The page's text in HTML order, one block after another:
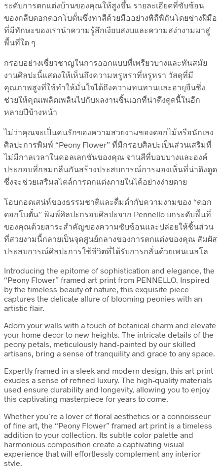
ระดับการตกแต่งบ้านของคุณให้สูงขึ้น รายละเอียดที่ซับซ้อน
ของกลีบดอกดอกโบตั๋นซึ่งทาสีด้วยมืออย่างพิถีพิถันโดยช่างฝีมือ
ที่มีทักษะของเรานำความรู้สึกเงียบสงบและความสง่างามมาสู่
พื้นที่ใด ๆ
กรอบอย่างเชี่ยวชาญในการออกแบบที่เพรียวบางและทันสมัย
งานศิลปะนี้แสดงให้เห็นถึงความหรูหราที่หรูหรา วัสดุที่มี
คุณภาพสูงที่ใช้ทำให้มั่นใจได้ถึงความทนทานและอายุยืนซึ่ง
ช่วยให้คุณเพลิดเพลินไปกับผลงานชิ้นเอกที่น่าดึงดูดนี้ในอีก
หลายปีข้างหน้า
ไม่ว่าคุณจะเป็นคนรักของความสวยงามของดอกไม้หรือนักเลง
ศิลปะการพิมพ์ “Peony Flower” ที่มีกรอบศิลปะเป็นส่วนเสริมที่
ไม่มีกาลเวลาในคอลเลกชันของคุณ จานสีที่บอบบางและองค์
ประกอบที่กลมกลืนกันสร้างประสบการณ์การมองเห็นที่น่าดึงดูด
ซึ่งจะช่วยเสริมสไตล์การตกแต่งภายในได้อย่างง่ายดาย
โอบกอดเสน่ห์ของธรรมชาติและดื่มด่ำกับความงามของ “ดอก
ดอกโบตั๋น” พิมพ์ศิลปะกรอบศิลปะจาก Pennello ยกระดับพื้นที่
ของคุณด้วยสาระสำคัญของความซับซ้อนและปล่อยให้ชิ้นส่วน
ที่สวยงามนี้กลายเป็นจุดศูนย์กลางของการตกแต่งของคุณ สัมผัส
ประสบการณ์ศิลปะการใช้ชีวิตที่ได้รับการกลั่นด้วยเพนเนลโล
Introducing the epitome of sophistication and elegance, the
“Peony Flower” framed art print from PENNELLO. Inspired
by the timeless beauty of nature, this exquisite piece
captures the delicate allure of blooming peonies with an
artistic flair.
Adorn your walls with a touch of botanical charm and elevate
your home decor to new heights. The intricate details of the
peony petals, meticulously hand-painted by our skilled
artisans, bring a sense of tranquility and grace to any space.
Expertly framed in a sleek and modern design, this art print
exudes a sense of refined luxury. The high-quality materials
used ensure durability and longevity, allowing you to enjoy
this captivating masterpiece for years to come.
Whether you’re a lover of floral aesthetics or a connoisseur
of fine art, the “Peony Flower” framed art print is a timeless
addition to your collection. Its subtle color palette and
harmonious composition create a captivating visual
experience that will effortlessly complement any interior
style.